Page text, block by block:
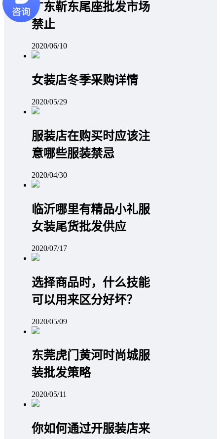
广东靳东尾座批发市场
禁止
2020/06/10
女装店冬季采购详情
2020/05/29
服装店在购买时应该注
意哪些服装禁忌
2020/04/30
临沂哪里有精品小礼服
女装尾货批发供应
2020/07/17
选择商品时，什么技能
可以用来区分好坏？
2020/05/09
东莞虎门黄河时尚城服
装批发策略
2020/05/11
你如何通过开服装店来